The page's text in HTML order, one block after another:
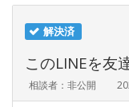
解決済
このLINEを友
相談者：非公開